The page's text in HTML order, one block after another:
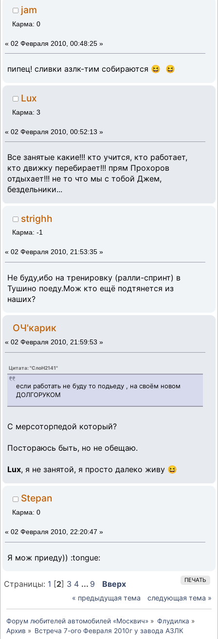
jam
Карма: 0
« 02 Февраля 2010, 00:48:25 »
пипец! сливки азлк-тим собираются 😆 😆
Lux
Карма: 3
« 02 Февраля 2010, 00:52:13 »
Все занятые какие!!! кто учится, кто работает,
кто движку перебирает!!! прям Прохоров
отдыхает!!! не то что мы с тобой Джем,
бездельники...
strighh
Карма: -1
« 02 Февраля 2010, 21:53:35 »
Не буду,ибо на тренировку (ралли-спринт) в
Тушино поеду.Мож кто ещё подтянется из
наших?
ОЧ'карик
« 02 Февраля 2010, 21:59:53 »
Цитата: "СлоН2141"
если работать не буду то подьеду , на своём новом
ДОЛГОРУКОМ
С мерсоторпедой который?
Постораюсь быть, но не обещаю.
Lux, я не занятой, я просто далеко живу 😆
Stepan
Карма: 0
« 02 Февраля 2010, 22:20:47 »
Я мож приеду)) :tongue:
ПЕЧАТЬ
Страницы: 1 [2] 3 4 ... 9 Вверх
« предыдущая тема следующая тема »
Форум любителей автомобилей «Москвич» » Флудилка »
Архив » Встреча 7-ого Февраля 2010г у завода АЗЛК